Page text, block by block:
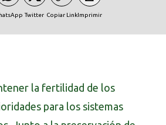
Twitter Copiar LinkImprimir
la fertilidad de los
para los sistemas